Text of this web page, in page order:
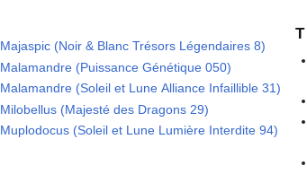
Majaspic (Noir & Blanc Trésors Légendaires 8)
Malamandre (Puissance Génétique 050)
Malamandre (Soleil et Lune Alliance Infaillible 31)
Milobellus (Majesté des Dragons 29)
Muplodocus (Soleil et Lune Lumière Interdite 94)
T